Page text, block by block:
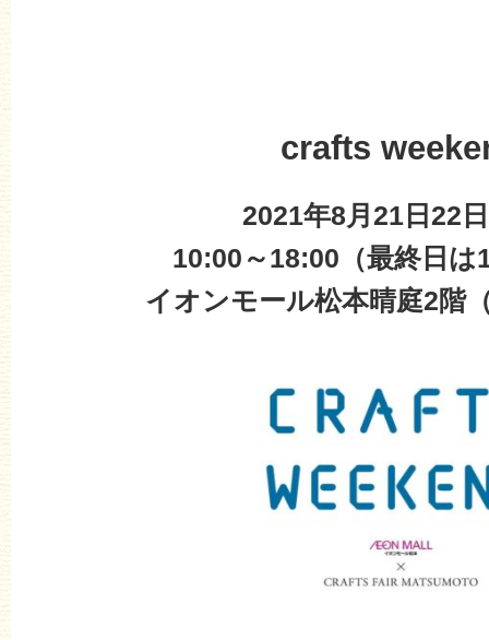
crafts
2021年8月21日22
10:00～18:00（最終日は
イオンモール松本晴庭2階